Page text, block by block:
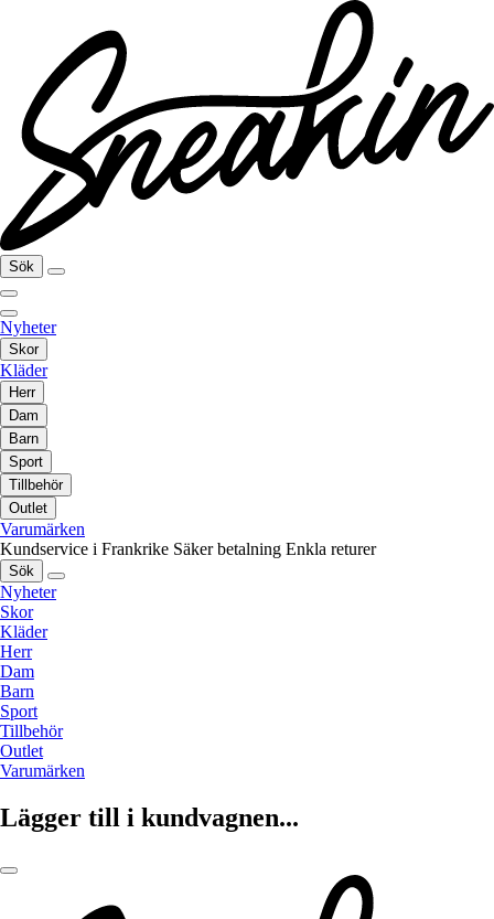
Sök
Nyheter
Skor
Kläder
Herr
Dam
Barn
Sport
Tillbehör
Outlet
Varumärken
Kundservice i Frankrike Säker betalning Enkla returer
Sök
Nyheter
Skor
Kläder
Herr
Dam
Barn
Sport
Tillbehör
Outlet
Varumärken
Lägger till i kundvagnen...